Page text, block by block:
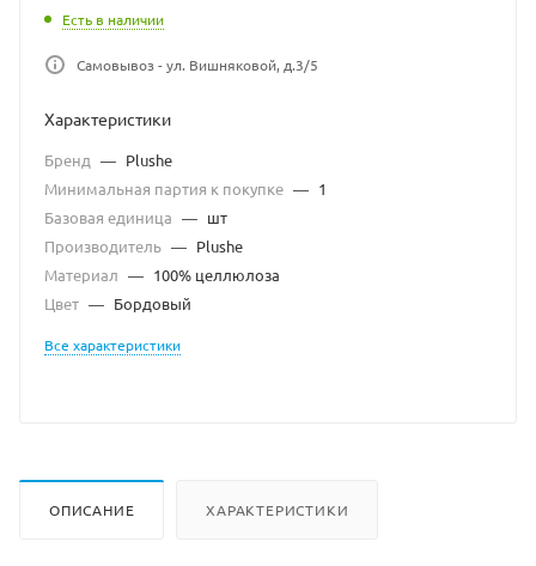
Есть в наличии
Самовывоз - ул. Вишняковой, д.3/5
Характеристики
Бренд — Plushe
Минимальная партия к покупке — 1
Базовая единица — шт
Производитель — Plushe
Материал — 100% целлюлоза
Цвет — Бордовый
Все характеристики
ОПИСАНИЕ ХАРАКТЕРИСТИКИ